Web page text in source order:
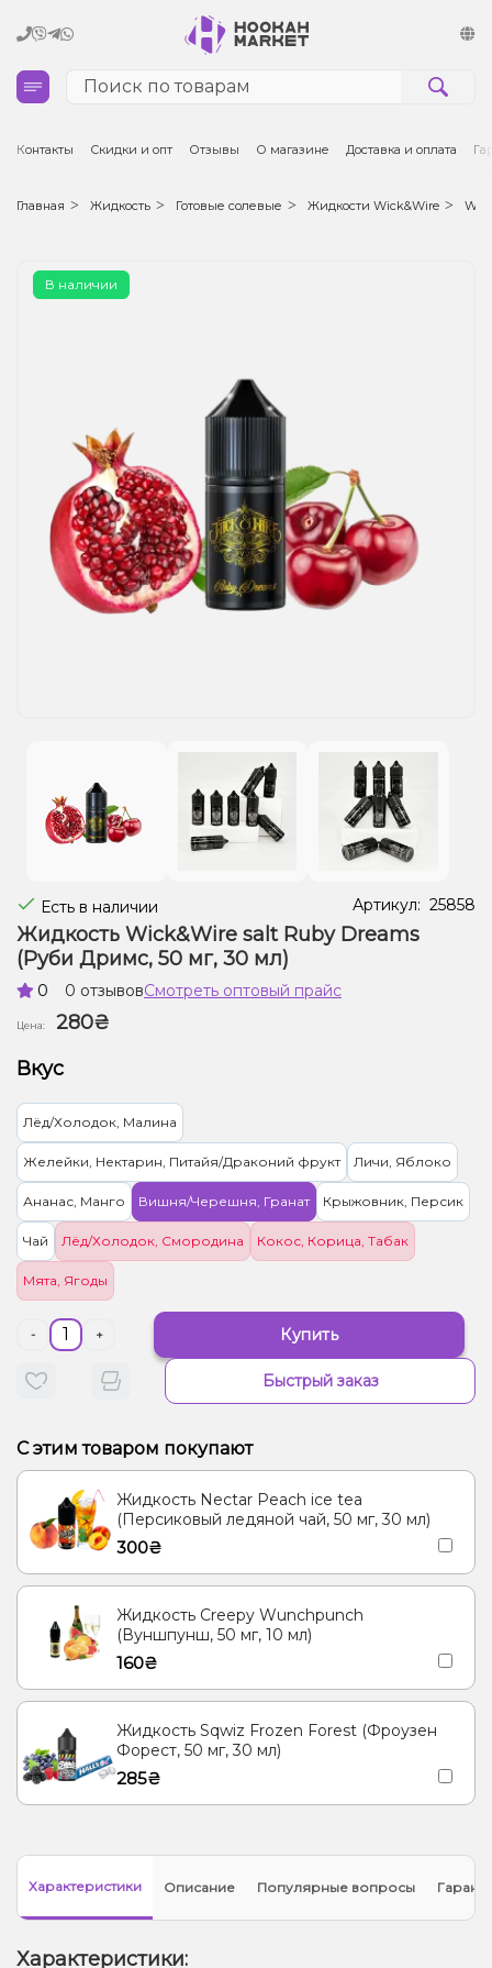
Кальяны
Табак для кальяна и кальянные смеси
Чаши для кальяна
Электронные сигареты (POD)
Комплектующие для POD
Жидкости для электронных сигарет
Подарочные наборы
Контакты Скидки и опт Отзывы О магазине Доставка и оплата
Главная Жидкость Готовые солевые Жидкости Wick&Wire
В наличии
Есть в наличии Артикул: 25858
Жидкость Wick&Wire salt Ruby Dreams
(Руби Дримс, 50 мг, 30 мл)
0 0 отзывовСмотреть оптовый прайс
Цена:
280₴
Вкус
Лёд/Холодок, Малина
Желейки, Нектарин, Питайя/Драконий фрукт Личи, Яблоко
Ананас, Манго Вишня/Черешня, Гранат Крыжовник, Персик
Чай Лёд/Холодок, Смородина Кокос, Корица, Табак
Мята, Ягоды
- + Купить
Быстрый заказ
С этим товаром покупают
Жидкость Nectar Peach ice tea
(Персиковый ледяной чай, 50 мг, 30 мл)
300₴
Жидкость Creepy Wunchpunch
(Вуншпунш, 50 мг, 10 мл)
160₴
Жидкость Sqwiz Frozen Forest (Фроузен
Форест, 50 мг, 30 мл)
285₴
Характеристики Описание Популярные вопросы
Характеристики: